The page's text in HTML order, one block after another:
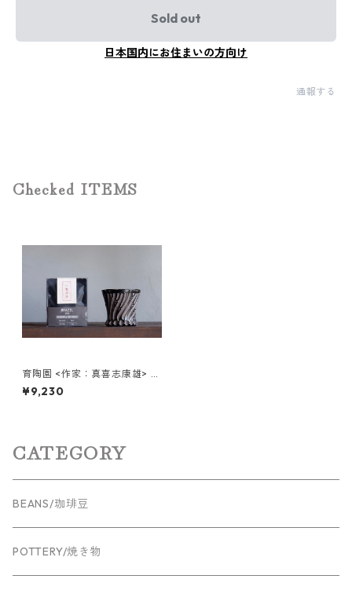
Sold out
日本国内にお住まいの方向け
通報する
Checked ITEMS
育陶園 <作家：真喜志康雄> ＋
Drip Bags 3種
¥9,230
CATEGORY
BEANS/珈琲豆
POTTERY/焼き物